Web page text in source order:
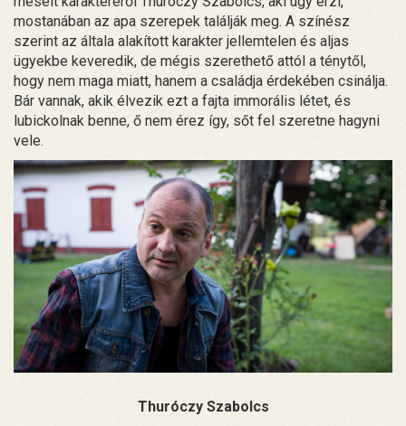
mostanában az apa szerepek találják meg. A színész
szerint az általa alakított karakter jellemtelen és aljas
ügyekbe keveredik, de mégis szerethető attól a ténytől,
hogy nem maga miatt, hanem a családja érdekében csinálja.
Bár vannak, akik élvezik ezt a fajta immorális létet, és
lubickolnak benne, ő nem érez így, sőt fel szeretne hagyni
vele.
Thuróczy Szabolcs